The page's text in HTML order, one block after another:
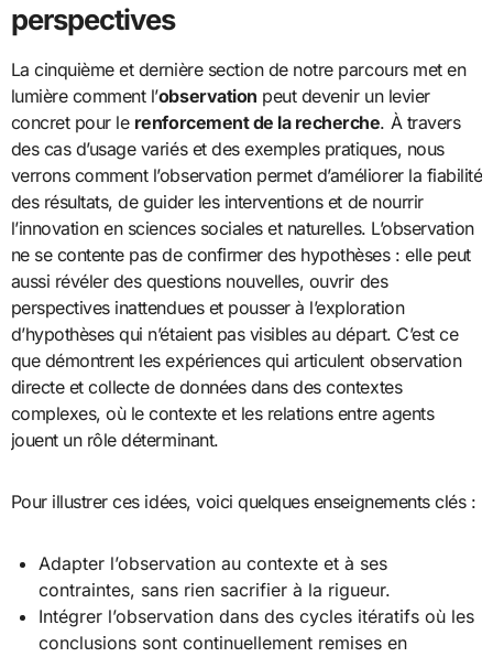
perspectives
La cinquième et dernière section de notre parcours met en
lumière comment l’observation peut devenir un levier
concret pour le renforcement de la recherche. À travers
des cas d’usage variés et des exemples pratiques, nous
verrons comment l’observation permet d’améliorer la fiabilité
des résultats, de guider les interventions et de nourrir
l’innovation en sciences sociales et naturelles. L’observation
ne se contente pas de confirmer des hypothèses : elle peut
aussi révéler des questions nouvelles, ouvrir des
perspectives inattendues et pousser à l’exploration
d’hypothèses qui n’étaient pas visibles au départ. C’est ce
que démontrent les expériences qui articulent observation
directe et collecte de données dans des contextes
complexes, où le contexte et les relations entre agents
jouent un rôle déterminant.
Pour illustrer ces idées, voici quelques enseignements clés :
Adapter l’observation au contexte et à ses
contraintes, sans rien sacrifier à la rigueur.
Intégrer l’observation dans des cycles itératifs où les
conclusions sont continuellement remises en